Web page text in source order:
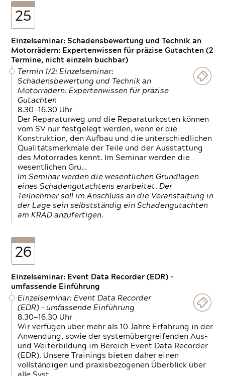
25
Einzelseminar: Schadensbewertung und Technik an
Motorrädern: Expertenwissen für präzise Gutachten (2
Termine, nicht einzeln buchbar)
Termin 1/2: Einzelseminar:
Schadensbewertung und Technik an
Motorrädern: Expertenwissen für präzise
Gutachten
8.30—16.30 Uhr
Der Reparaturweg und die Reparaturkosten können
vom SV nur festgelegt werden, wenn er die
Konstruktion, den Aufbau und die unterschiedlichen
Qualitätsmerkmale der Teile und der Ausstattung
des Motorrades kennt. Im Seminar werden die
wesentlichen Gru…
Im Seminar werden die wesentlichen Grundlagen
eines Schadengutachtens erarbeitet. Der
Teilnehmer soll im Anschluss an die Veranstaltung in
der Lage sein selbstständig ein Schadengutachten
am KRAD anzufertigen.
26
Einzelseminar: Event Data Recorder (EDR) –
umfassende Einführung
Einzelseminar: Event Data Recorder
(EDR) – umfassende Einführung
8.30—16.30 Uhr
Wir verfügen über mehr als 10 Jahre Erfahrung in der
Anwendung, sowie der systemübergreifenden Aus-
und Weiterbildung im Bereich Event Data Recorder
(EDR). Unsere Trainings bieten daher einen
vollständigen und praxisbezogenen Überblick über